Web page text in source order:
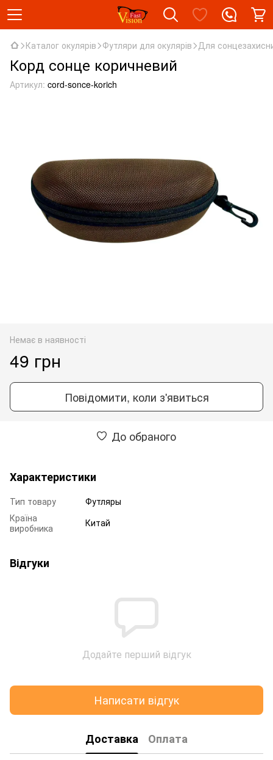
Каталог окулярів Футляри для окулярів Для
Корд сонце коричневий
Артикул: cord-sonce-korich
Немає в наявності
49 грн
Повідомити, коли з'явиться
До обраного
Характеристики
Тип товару
Футляры
Країна
виробника
Китай
Відгуки
Додайте перший відгук
Написати відгук
Доставка Оплата